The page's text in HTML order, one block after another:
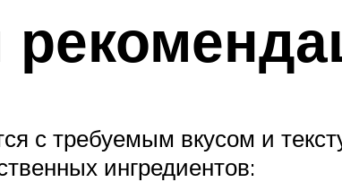
с требуемым вкусом и
ингредиентов: